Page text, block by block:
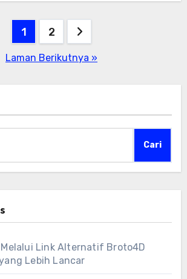
1 2
Laman Berikutnya »
Cari
Link Alternatif Broto4D
Lebih Lancar